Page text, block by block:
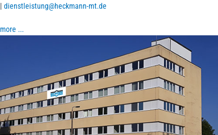
| dienstleistung@heckmann-mt.de
more ...